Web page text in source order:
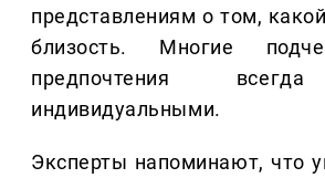
представлениям о том,
близость. Многие
предпочтения
индивидуальными.
Эксперты напоминают, что